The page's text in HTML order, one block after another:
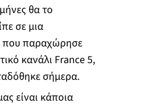
θα το
σε μια
που παραχώρησε
κανάλι France 5,
σήμερα.
είναι κάποια